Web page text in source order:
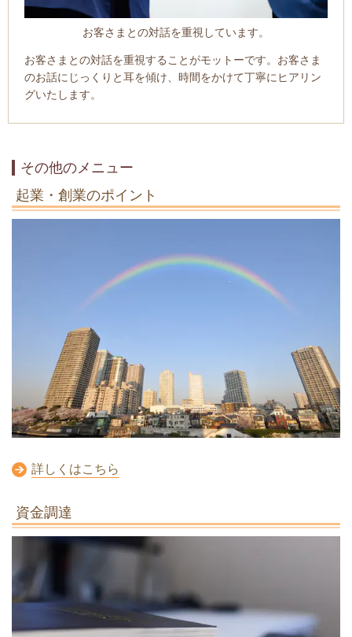
お客さまとの対話を重視しています。
お客さまとの対話を重視することがモットーです。お客さま
のお話にじっくりと耳を傾け、時間をかけて丁寧にヒアリン
グいたします。
その他のメニュー
起業・創業のポイント
詳しくはこちら
資金調達